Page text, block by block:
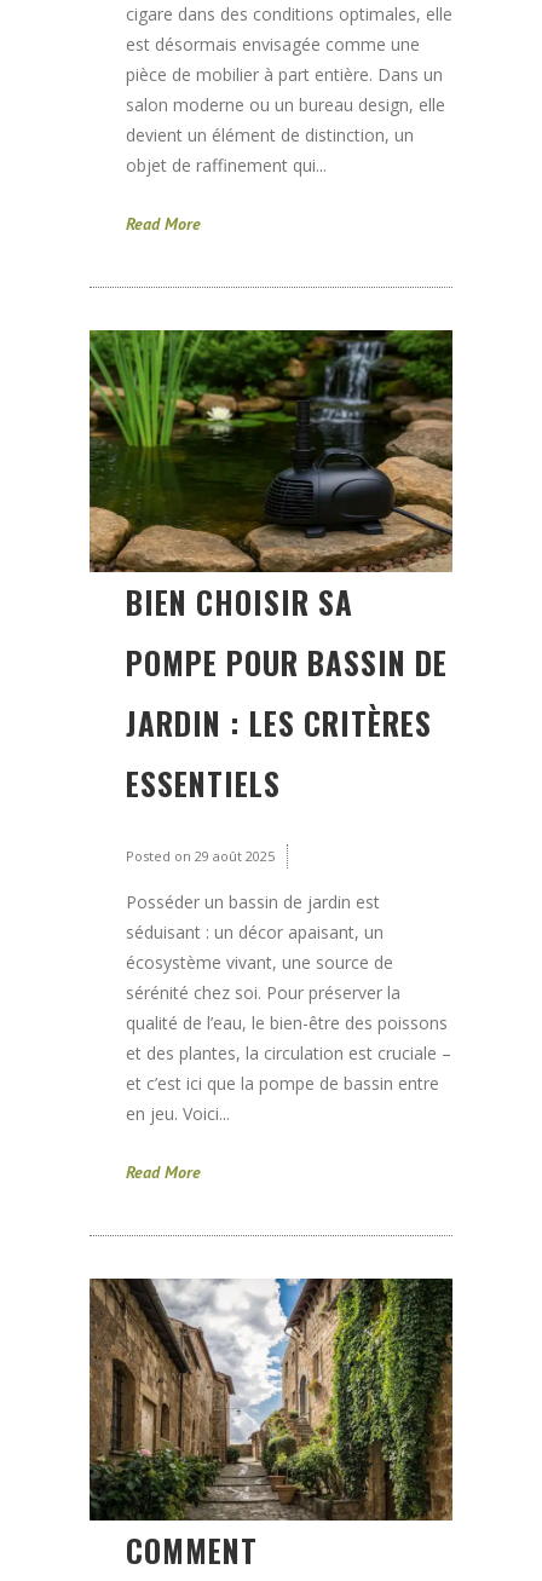
cigare dans des conditions optimales, elle
est désormais envisagée comme une
pièce de mobilier à part entière. Dans un
salon moderne ou un bureau design, elle
devient un élément de distinction, un
objet de raffinement qui...
Read More
BIEN CHOISIR SA
POMPE POUR BASSIN DE
JARDIN : LES CRITÈRES
ESSENTIELS
Posted on 29 août 2025
Posséder un bassin de jardin est
séduisant : un décor apaisant, un
écosystème vivant, une source de
sérénité chez soi. Pour préserver la
qualité de l’eau, le bien-être des poissons
et des plantes, la circulation est cruciale –
et c’est ici que la pompe de bassin entre
en jeu. Voici...
Read More
COMMENT